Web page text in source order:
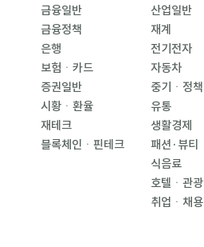
금융일반
금융정책
은행
보험ㆍ카드
증권일반
시황ㆍ환율
재테크
블록체인ㆍ핀테크
산업일반
재계
전기전자
자동차
중기ㆍ정책
유통
생활경제
패션·뷰티
식음료
호텔ㆍ관광
취업ㆍ채용